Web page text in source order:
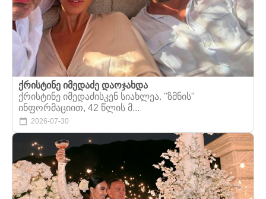
ქრისტინე იმედაძე დაოჯახდა
ქრისტინე იმედაძისკენ სიახლეა. "ზმნის"
ინფორმაციით, 42 წლის მ...
2026-07-30